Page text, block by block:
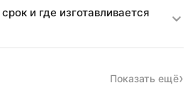
и где изготавливается
Показать ещё